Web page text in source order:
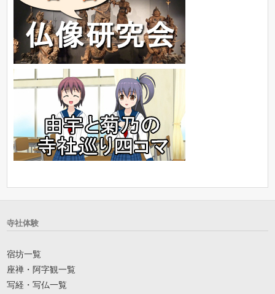
寺社体験
宿坊一覧
座禅・阿字観一覧
写経・写仏一覧